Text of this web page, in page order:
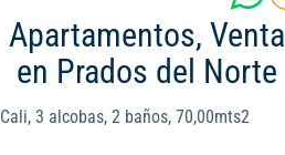
Apartamentos, Venta
en Prados del Norte
Cali, 3 alcobas, 2 baños, 70,00mts2